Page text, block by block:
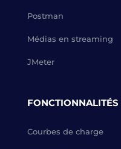
Postman
Médias en streaming
JMeter
FONCTIONNALITÉS
Courbes de charge